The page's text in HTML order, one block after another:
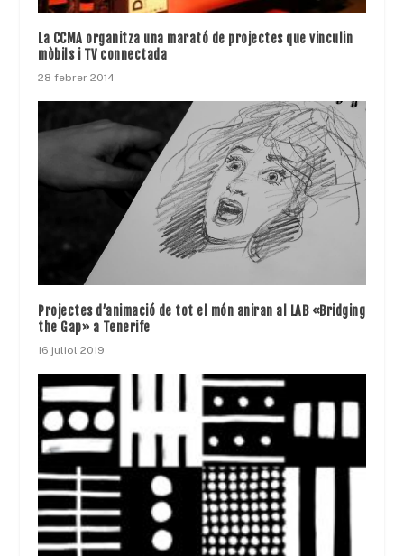
La CCMA organitza una marató de projectes que vinculin
mòbils i TV connectada
28 febrer 2014
Projectes d’animació de tot el món aniran al LAB «Bridging
the Gap» a Tenerife
16 juliol 2019